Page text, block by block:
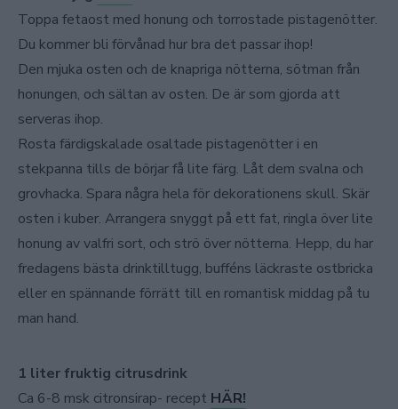
Toppa fetaost med honung och torrostade pistagenötter.
Du kommer bli förvånad hur bra det passar ihop!
Den mjuka osten och de knapriga nötterna, sötman från
honungen, och sältan av osten. De är som gjorda att
serveras ihop.
Rosta färdigskalade osaltade pistagenötter i en
stekpanna tills de börjar få lite färg. Låt dem svalna och
grovhacka. Spara några hela för dekorationens skull. Skär
osten i kuber. Arrangera snyggt på ett fat, ringla över lite
honung av valfri sort, och strö över nötterna. Hepp, du har
fredagens bästa drinktilltugg, bufféns läckraste ostbricka
eller en spännande förrätt till en romantisk middag på tu
man hand.
1 liter fruktig citrusdrink
Ca 6-8 msk citronsirap- recept HÄR!